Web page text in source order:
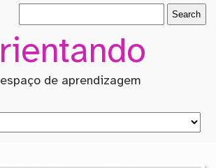
de aprendizagem